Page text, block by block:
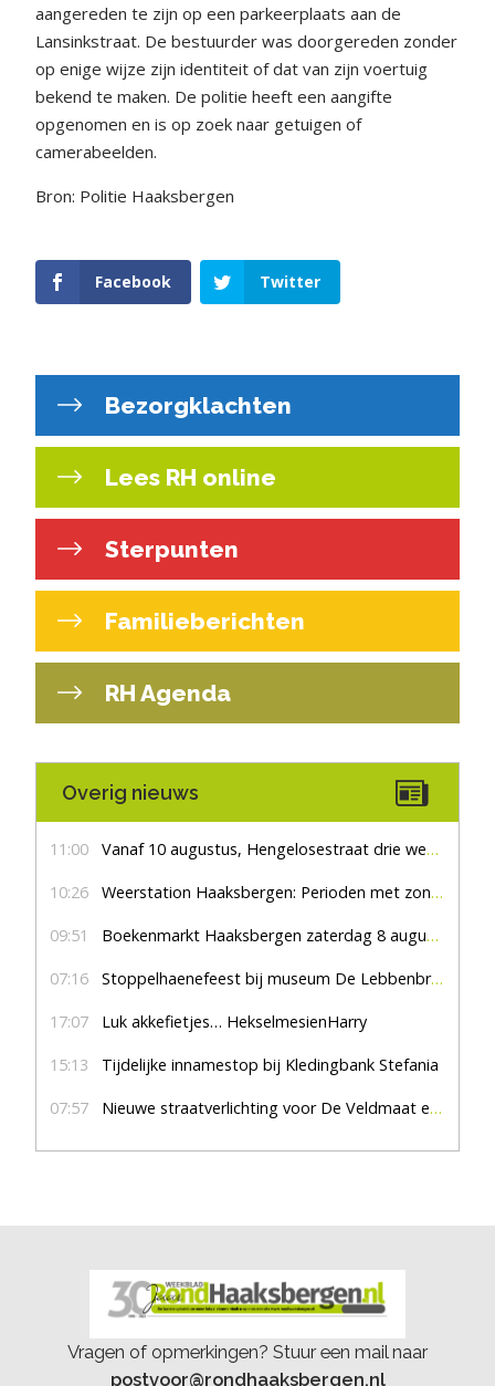
aangereden te zijn op een parkeerplaats aan de
Lansinkstraat. De bestuurder was doorgereden zonder
op enige wijze zijn identiteit of dat van zijn voertuig
bekend te maken. De politie heeft een aangifte
opgenomen en is op zoek naar getuigen of
camerabeelden.
Bron: Politie Haaksbergen
Facebook Twitter
Bezorgklachten
Lees RH online
Sterpunten
Familieberichten
RH Agenda
Overig nieuws
11:00 Vanaf 10 augustus, Hengelosestraat drie weken dicht voor doorgaand verkeer
10:26 Weerstation Haaksbergen: Perioden met zon en droog
09:51 Boekenmarkt Haaksbergen zaterdag 8 augustus, marktplein Haaksbergen
07:16 Stoppelhaenefeest bij museum De Lebbenbrugge
17:07 Luk akkefietjes… HekselmesienHarry
15:13 Tijdelijke innamestop bij Kledingbank Stefania
07:57 Nieuwe straatverlichting voor De Veldmaat en De Pas
Vragen of opmerkingen? Stuur een mail naar
postvoor@rondhaaksbergen.nl